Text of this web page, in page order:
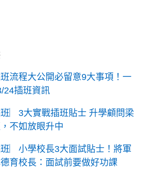
流程大公開必留意9大事項！一
24插班資訊
︳3大實戰插班貼士 升學顧問梁
不如放眼升中
︳小學校長3大面試貼士！將軍
育校長：面試前要做好功課